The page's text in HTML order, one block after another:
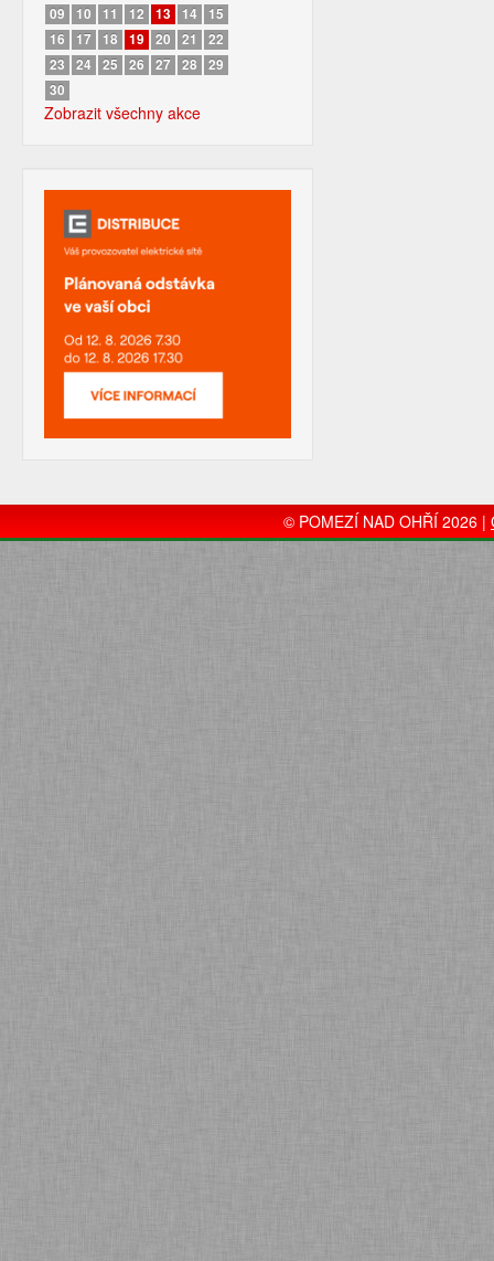
09
10 11 12 13 14
15
16
17 18 19 20 21
22
23
24 25 26 27 28
29
30
Zobrazit všechny akce
© POMEZÍ NAD OHŘÍ 2026 |